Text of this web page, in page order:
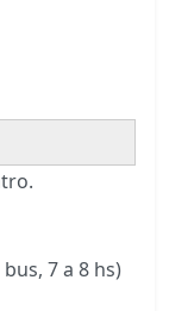
7 a 8 hs)